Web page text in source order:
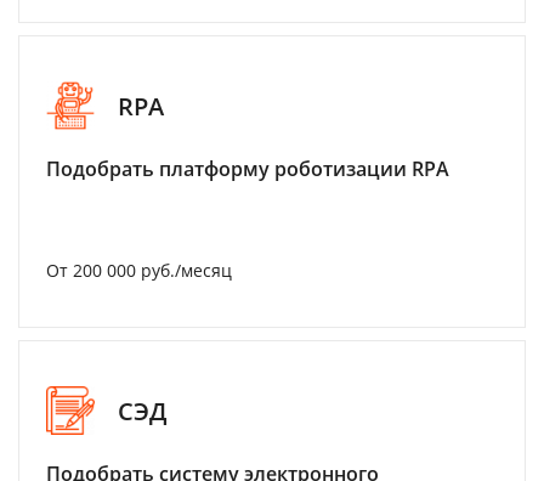
RPA
Подобрать платформу роботизации RPA
От 200 000 руб./месяц
СЭД
Подобрать систему электронного